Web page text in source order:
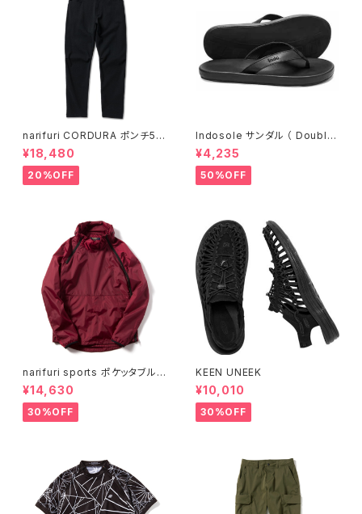
narifuri CORDURA ポンチ5ポ
ケットパンツ （ NF5083 ）
¥18,480
20%OFF
Indosole サンダル （ Double
6 ）
¥4,235
50%OFF
narifuri sports ポケッタブルウ
インドブレーカー
¥14,630
30%OFF
KEEN UNEEK
¥10,010
30%OFF